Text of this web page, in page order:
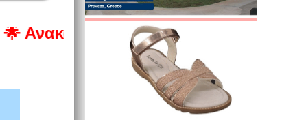
Μοναδικά σχέδια στις